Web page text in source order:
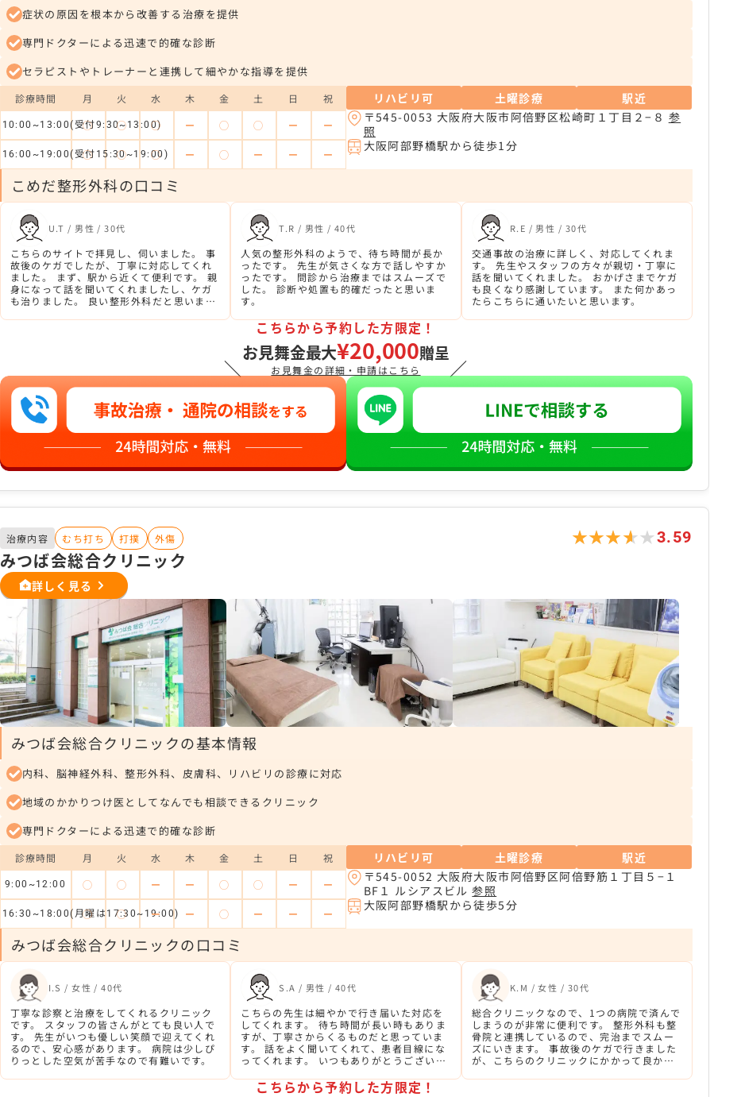
症状の原因を根本から改善する治療を提供
専門ドクターによる迅速で的確な診断
セラピストやトレーナーと連携して細やかな指導を提供
診療時間 月 火 水 木 金 土 日 祝
10:00~13:00(受付9:30~13:00)
◯ ◯ ◯ ー ◯ ◯ ー ー
16:00~19:00(受付15:30~19:00)
◯ ◯ ◯ ー ◯ ー ー ー
リハビリ可 土曜診療
駅近
〒545-0053 大阪府大阪市阿倍野区松崎町１丁目２−８ 参
照
大阪阿部野橋駅から徒歩1分
こめだ整形外科の口コミ
U.T / 男性 / 30代
こちらのサイトで拝見し、伺いました。 事
故後のケガでしたが、丁寧に対応してくれ
ました。 まず、駅から近くて便利です。 親
身になって話を聞いてくれましたし、ケガ
も治りました。 良い整形外科だと思いま
T.R / 男性 / 40代
人気の整形外科のようで、待ち時間が長か
ったです。 先生が気さくな方で話しやすか
ったです。 問診から治療まではスムーズで
した。 診断や処置も的確だったと思いま
す。
R.E / 男性 / 30代
交通事故の治療に詳しく、対応してくれま
す。 先生やスタッフの方々が親切・丁寧に
話を聞いてくれました。 おかげさまでケガ
も良くなり感謝しています。 また何かあっ
たらこちらに通いたいと思います。
＼
こちらから予約した方限定！
お見舞金最大¥20,000贈呈
お見舞金の詳細・申請はこちら ／
治療内容 むち打ち 打撲 外傷 ★★★★★
★★★★★3.59
みつば会総合クリニック
詳しく見る
みつば会総合クリニックの基本情報
内科、脳神経外科、整形外科、皮膚科、リハビリの診療に対応
地域のかかりつけ医としてなんでも相談できるクリニック
専門ドクターによる迅速で的確な診断
診療時間 月 火 水 木 金 土 日 祝
9:00~12:00 ◯ ◯ ー ー ◯ ◯ ー ー
16:30~18:00(月曜は17:30~19:00)
◯ ◯ ー ー ◯ ー ー ー
リハビリ可 土曜診療
駅近
〒545-0052 大阪府大阪市阿倍野区阿倍野筋１丁目５−１
BF１ ルシアスビル参照
大阪阿部野橋駅から徒歩5分
みつば会総合クリニックの口コミ
I.S / 女性 / 40代
丁寧な診察と治療をしてくれるクリニック
です。 スタッフの皆さんがとても良い人で
す。 先生がいつも優しい笑顔で迎えてくれ
るので、安心感があります。 病院は少しぴ
りっとした空気が苦手なので有難いです。
S.A / 男性 / 40代
こちらの先生は細やかで行き届いた対応を
してくれます。 待ち時間が長い時もありま
すが、丁寧さからくるものだと思っていま
す。 話をよく聞いてくれて、患者目線にな
ってくれます。 いつもありがとうございま
K.M / 女性 / 30代
総合クリニックなので、1つの病院で済んで
しまうのが非常に便利です。 整形外科も整
骨院と連携しているので、完治までスムー
ズにいきます。 事故後のケガで行きました
が、こちらのクリニックにかかって良かっ
こちらから予約した方限定！